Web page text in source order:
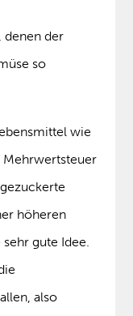
denen der
so
wie
Mehrwertsteuer
höheren
gute Idee.
also